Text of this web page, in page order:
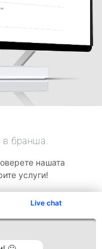
Live chat
в бранша.
нашата
услуги!